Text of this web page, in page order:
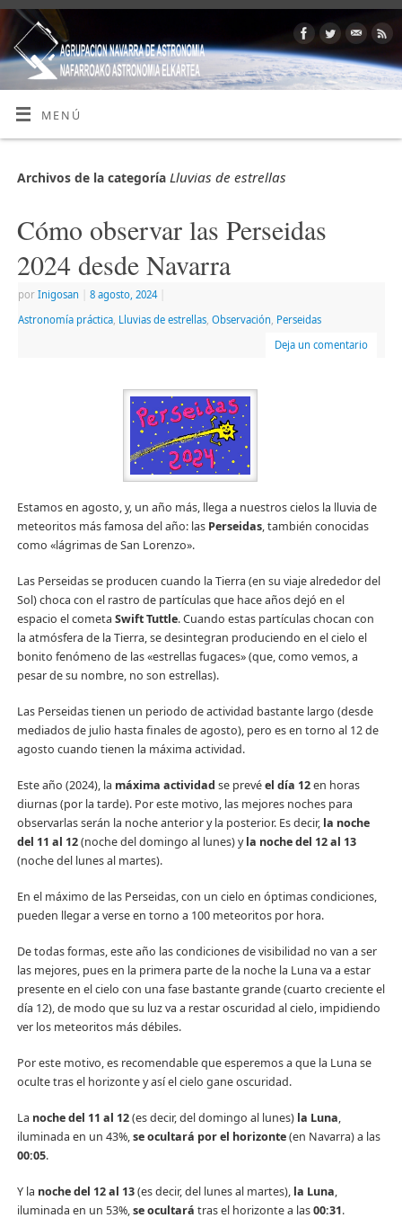
MENÚ
Archivos de la categoría Lluvias de estrellas
Cómo observar las Perseidas
2024 desde Navarra
por Inigosan 8 agosto, 2024
Astronomía práctica, Lluvias de estrellas, Observación Perseidas
Deja un comentario
Estamos en agosto, y, un año más, llega a nuestros cielos la lluvia de
meteoritos más famosa del año: las Perseidas, también conocidas
como «lágrimas de San Lorenzo».
Las Perseidas se producen cuando la Tierra (en su viaje alrededor del
Sol) choca con el rastro de partículas que hace años dejó en el
espacio el cometa Swift Tuttle. Cuando estas partículas chocan con
la atmósfera de la Tierra, se desintegran produciendo en el cielo el
bonito fenómeno de las «estrellas fugaces» (que, como vemos, a
pesar de su nombre, no son estrellas).
Las Perseidas tienen un periodo de actividad bastante largo (desde
mediados de julio hasta finales de agosto), pero es en torno al 12 de
agosto cuando tienen la máxima actividad.
Este año (2024), la máxima actividad se prevéel día 12en horas
diurnas (por la tarde). Por este motivo, las mejores noches para
observarlas serán la noche anterior y la posterior. Es decir, la noche
del 11 al 12(noche del domingo al lunes) yla noche del 12 al 13
(noche del lunes al martes).
En el máximo de las Perseidas, con un cielo en óptimas condiciones,
pueden llegar a verse en torno a 100 meteoritos por hora.
De todas formas, este año las condiciones de visibilidad no van a ser
las mejores, pues en la primera parte de la noche la Luna va a estar
presente en el cielo con una fase bastante grande (cuarto creciente el
día 12), de modo que su luz va a restar oscuridad al cielo, impidiendo
ver los meteoritos más débiles.
Por este motivo, es recomendable que esperemos a que la Luna se
oculte tras el horizonte y así el cielo gane oscuridad.
La noche del 11 al 12(es decir, del domingo al lunes) la Luna,
iluminada en un 43%,se ocultará por el horizonte(en Navarra) a las
00:05.
Y la noche del 12 al 13(es decir, del lunes al martes), la Luna,
iluminada en un 53%,se ocultará tras el horizonte a las00:31.